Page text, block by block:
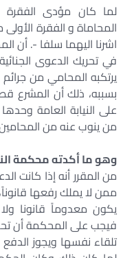
اشرنا اليهما سلفا -. أن
في تحريك الدعوى
يرتكبه المحامي من جرائم
بسببه، ذلك أن المشرع
على النيابة العامة
من ينوب عنه من المحامين
وهو ما أكدته محكمة
من المقرر أنه إذا كانت
ممن لا يملك رفعها
يكون معدوماً قانونا
فيجب على المحكمة أن
تلقاء نفسها ويجوز